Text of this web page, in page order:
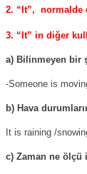
2. “It”, normalde
3. “It” in diğer
a) Bilinmeyen bir
-Someone is
b) Hava
It is raining /
c) Zaman ne ölçü